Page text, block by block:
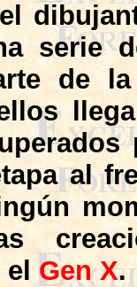
serie
de
al
Gen X.